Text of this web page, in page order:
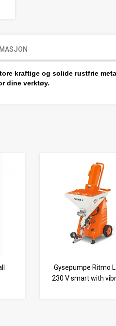
kraftige og solide rustfrie
dine verktøy.
Gysepumpe Ritmo L
230 V smart with